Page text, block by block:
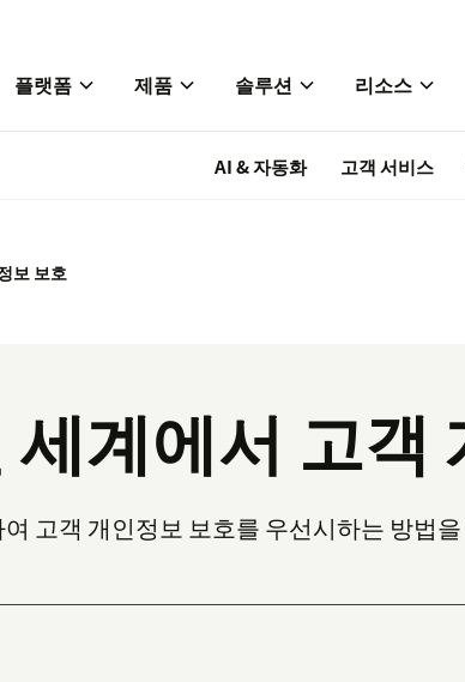
플랫폼 제품 솔루션 리소스
AI & 자동화 고객 서비스
보 보호
계에서 고객
고객 개인정보 보호를 우선시하는 방법